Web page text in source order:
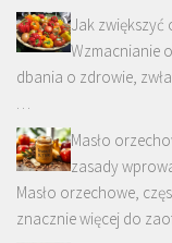
Jak zwiększyć
Wzmacnianie
dbania o zdrowie,
Masło
zasady
Masło orzechowe,
znacznie więcej do